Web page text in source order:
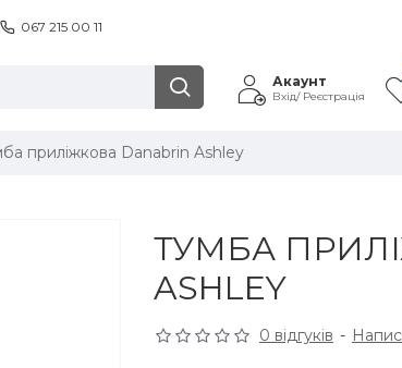
067 215 00 11
Акаунт
Вхід/ Реєстрація
приліжкова Danabrin Ashley
ТУМБА
ASHLEY
0 відгуків -